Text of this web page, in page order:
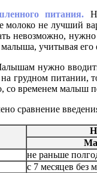
питания.
не лучший
невозможно, нужно
учитывая его
нужно
грудном питании,
временем малыш
сравнение
не раньше
с 7 месяцев без